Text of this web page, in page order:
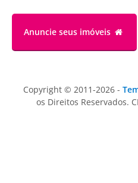
Anuncie seus imóveis
Copyright © 2011-2026 -
os Direitos Reservados.